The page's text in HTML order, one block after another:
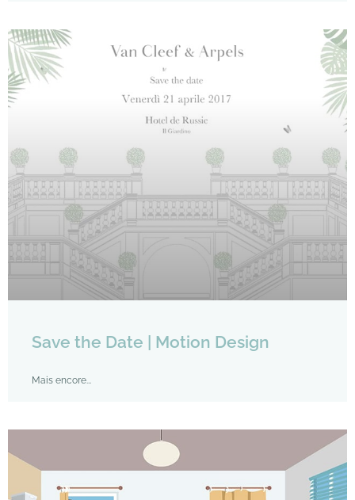
Save the Date | Motion Design
Mais encore...